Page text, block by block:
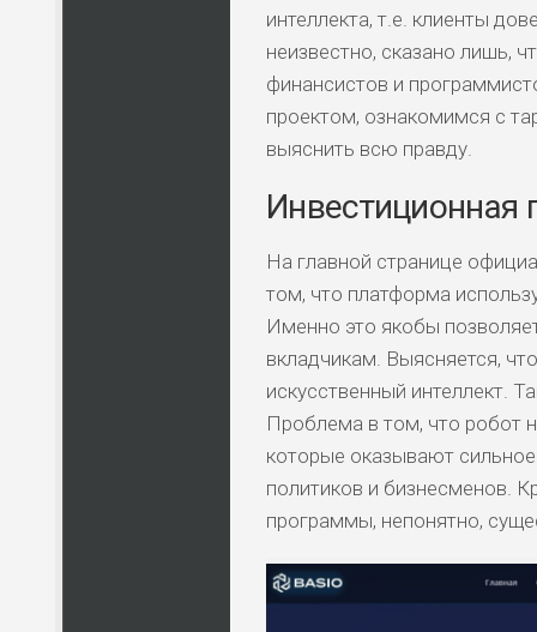
интеллекта, т.е. клиенты
неизвестно, сказано лишь,
финансистов и
проектом, ознакомимся с
выяснить всю правду.
Инвестиционная
На главной странице
том, что платформа
Именно это якобы
вкладчикам. Выясняется,
искусственный интеллект.
Проблема в том, что робот
которые оказывают
политиков и бизнесменов.
программы, непонятно,